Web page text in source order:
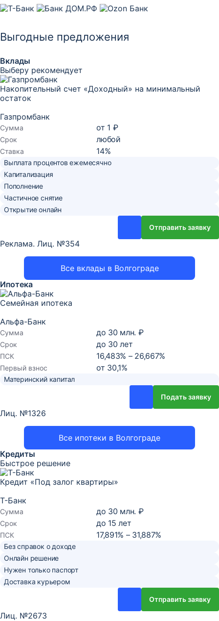
Выгодные предложения
Вклады
Все вклады в Волгограде
Выберу рекомендует
Накопительный счет «Доходный» на минимальный
остаток
Газпромбанк
Сумма от 1 ₽
Срок любой
Ставка 14%
Выплата процентов ежемесячно
Капитализация
Пополнение
Частичное снятие
Открытие онлайн
Отправить заявку
Реклама. Лиц. №354
Ипотека
Все ипотеки в Волгограде
Семейная ипотека
Альфа-Банк
Сумма до 30 млн. ₽
Срок до 30 лет
ПСК 16,483% – 26,667%
Первый взнос от 30,1%
Материнский капитал
Подать заявку
Лиц. №1326
Кредиты
Быстрое решение
Кредит «Под залог квартиры»
Т-Банк
Сумма до 30 млн. ₽
Срок до 15 лет
ПСК 17,891% – 31,887%
Без справок о доходе
Онлайн решение
Нужен только паспорт
Доставка курьером
Отправить заявку
Лиц. №2673